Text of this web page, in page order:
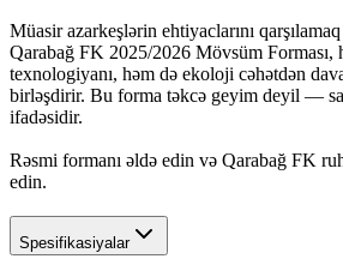
Müasir azarkeşlərin ehtiyaclarını
Qarabağ FK 2025/2026 Mövsüm Forması,
texnologiyanı, həm də ekoloji cəhətdən
birləşdirir. Bu forma təkcə geyim deyil —
ifadəsidir.
Rəsmi formanı əldə edin və Qarabağ FK
edin.
Spesifikasiyalar